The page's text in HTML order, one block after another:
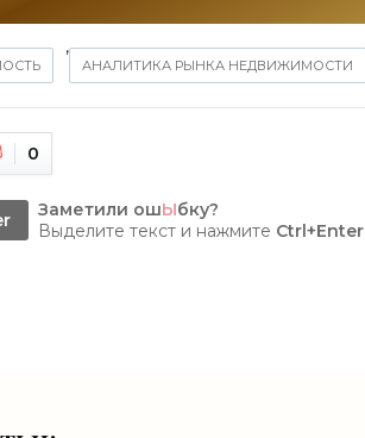
,
АНАЛИТИКА РЫНКА НЕДВИЖИМОСТИ
0
Заметили ошЫбку?
Выделите текст и нажмите Ctrl+Enter